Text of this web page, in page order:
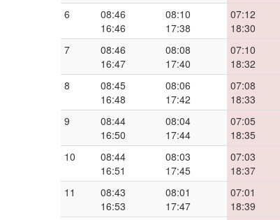
6
08:46
16:46
08:10
17:38
07:12
18:30
7
08:46
16:47
08:08
17:40
07:10
18:32
8
08:45
16:48
08:06
17:42
07:08
18:33
9
08:44
16:50
08:04
17:44
07:05
18:35
10
08:44
16:51
08:03
17:45
07:03
18:37
11
08:43
16:53
08:01
17:47
07:01
18:39